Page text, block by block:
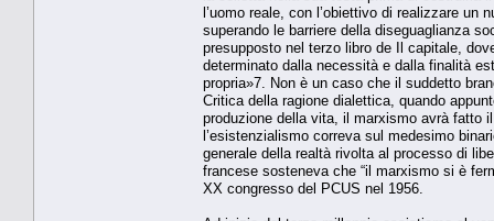
l’uomo reale, con l’obiettivo di realizzare un
superando le barriere della diseguaglianza
presupposto nel terzo libro de Il capitale,
determinato dalla necessità e dalla finalità
propria»7. Non è un caso che il suddetto
Critica della ragione dialettica, quando
produzione della vita, il marxismo avrà fatto
l’esistenzialismo correva sul medesimo
generale della realtà rivolta al processo di
francese sosteneva che “il marxismo si è
XX congresso del PCUS nel 1956.